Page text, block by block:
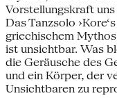
Vorstellungskraft
Das Tanzsolo
griechischem
ist unsichtbar. Was
die Geräusche des
und ein Körper, der
Unsichtbaren zu